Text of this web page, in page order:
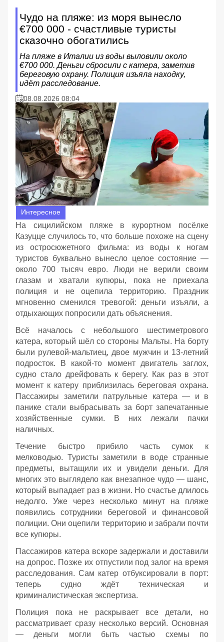
Чудо на пляже: из моря вынесло
€700 000 - счастливые туристы
сказочно обогатились
На пляже в Италии из воды выловили около
€700 000. Деньги сбросили с катера, заметив
береговую охрану. Полиция изъяла находку,
идёт расследование.
08.08.2026 08:04
Интересное
На сицилийском пляже в курортном посёлке
Казуцце случилось то, что больше похоже на сцену
из остросюжетного фильма: из воды к ногам
туристов буквально вынесло целое состояние —
около 700 тысяч евро. Люди не верили своим
глазам и хватали купюры, пока не приехала
полиция и не оцепила территорию. Праздник
мгновенно сменился тревогой: деньги изъяли, а
отдыхающих попросили дать объяснения.
Всё началось с небольшого шестиметрового
катера, который шёл со стороны Мальты. На борту
были рулевой‑мальтиец, двое мужчин и 13‑летний
подросток. В какой‑то момент двигатель заглох,
судно стало дрейфовать к берегу. Как раз в этот
момент к катеру приблизилась береговая охрана.
Пассажиры заметили патрульные катера — и в
панике стали выбрасывать за борт запечатанные
хозяйственные сумки. В них лежали пачки
наличных.
Течение быстро прибило часть сумок к
мелководью. Туристы заметили в воде странные
предметы, вытащили их и увидели деньги. Для
многих это выглядело как внезапное чудо — шанс,
который выпадает раз в жизни. Но счастье длилось
недолго. Уже через несколько минут на пляже
появились сотрудники береговой и финансовой
полиции. Они оцепили территорию и забрали почти
все купюры.
Пассажиров катера вскоре задержали и доставили
на допрос. Позже их отпустили под залог на время
расследования. Сам катер отбуксировали в порт:
теперь судно ждёт техническая и
криминалистическая экспертиза.
Полиция пока не раскрывает все детали, но
рассматривает сразу несколько версий. Основная
— деньги могли быть частью схемы по